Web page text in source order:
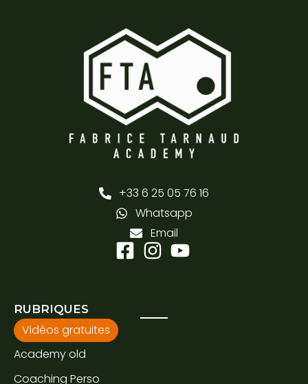
+33 6 25 05 76 16
Whatsapp
Email
RUBRIQUES
Vidéos gratuites
Academy old
Coaching Perso